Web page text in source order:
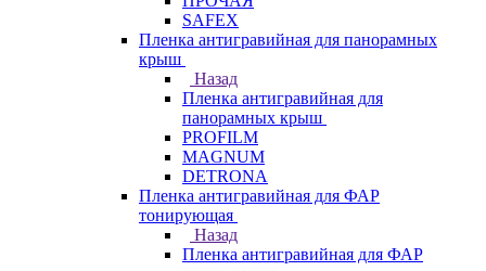
SAFEX
Пленка антигравийная для панорамных
крыш
Назад
Пленка антигравийная для
панорамных крыш
PROFILM
MAGNUM
DETRONA
Пленка антигравийная для ФАР
тонирующая
Назад
Пленка антигравийная для ФАР